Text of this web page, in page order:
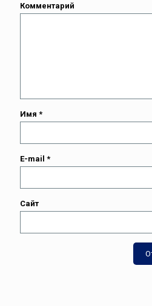
Комментарий
Имя *
E-mail *
Сайт